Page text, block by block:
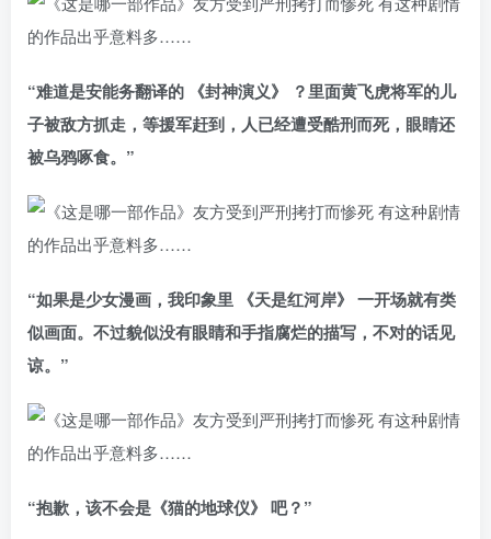
“难道是安能务翻译的 《封神演义》 ？里面黄飞虎将军的儿
子被敌方抓走，等援军赶到，人已经遭受酷刑而死，眼睛还
被乌鸦啄食。”
“如果是少女漫画，我印象里 《天是红河岸》 一开场就有类
似画面。不过貌似没有眼睛和手指腐烂的描写，不对的话见
谅。”
“抱歉，该不会是《猫的地球仪》 吧？”